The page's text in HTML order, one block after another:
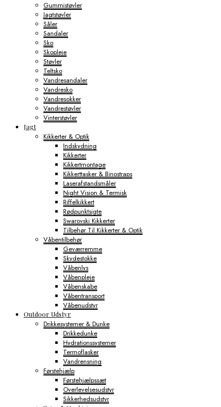
Gummistøvler
Jagtstøvler
Såler
Sandaler
Sko
Skopleje
Støvler
Teltsko
Vandresandaler
Vandresko
Vandresokker
Vandrestøvler
Vinterstøvler
Jagt
Kikkerter & Optik
Indskydning
Kikkerter
Kikkertmontage
Kikkerttasker & Binostraps
Laserafstandsmåler
Night Vision & Termisk
Riffelkikkert
Rødpunktsigte
Swarovski Kikkerter
Tilbehør Til Kikkerter & Optik
Våbentilbehør
Geværremme
Skydestokke
Våbenlys
Våbenpleje
Våbenskabe
Våbentransport
Våbenudstyr
Outdoor Udstyr
Drikkesystemer & Dunke
Drikkedunke
Hydrationssystemer
Termoflasker
Vandrensning
Førstehjælp
Førstehjælpssæt
Overlevelsesudstyr
Sikkerhedsudstyr